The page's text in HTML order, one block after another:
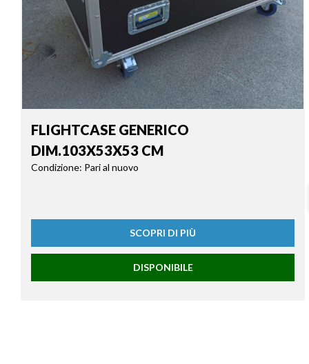
FLIGHTCASE GENERICO
DIM.103X53X53 CM
Condizione: Pari al nuovo
SCOPRI DI PIÙ
DISPONIBILE